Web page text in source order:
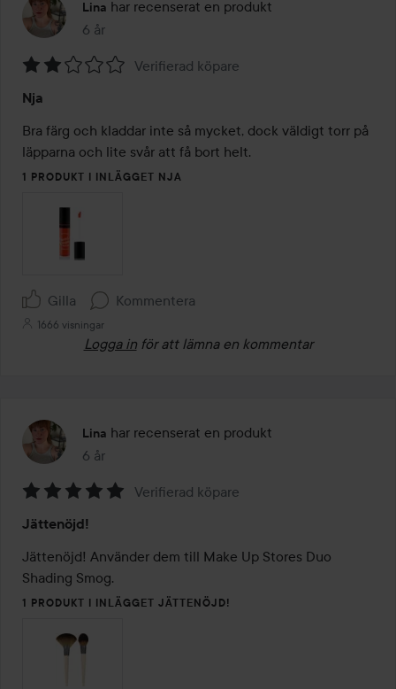
Lina har recenserat en produkt
6 år
Inlägget skapades 6 år
2
av
5
Verifierad köpare
Nja
Bra färg och kladdar inte så mycket, dock väldigt torr på
läpparna och lite svår att få bort helt.
1 PRODUKT I INLÄGGET NJA
Gilla Kommentera
1666 visningar
Logga in för att lämna en kommentar
Lina har recenserat en produkt
6 år
Inlägget skapades 6 år
5
av
5
Verifierad köpare
Jättenöjd!
Jättenöjd! Använder dem till Make Up Stores Duo
Shading Smog.
1 PRODUKT I INLÄGGET JÄTTENÖJD!